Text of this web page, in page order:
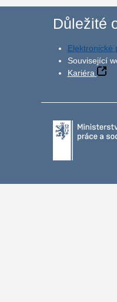
Důležité
Elektronické
Související
Kariéra